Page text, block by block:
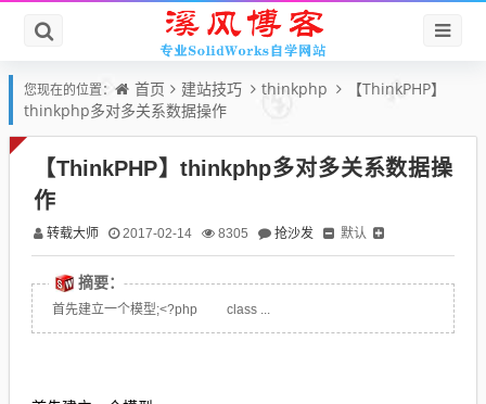
您现在的位置： 首页 建站技巧 thinkphp
【ThinkPHP】
thinkphp多对多关系数据操作
【ThinkPHP】thinkphp多对多关系数据操
作
转载大师 2017-02-14 8305 抢沙发 默认
摘要：
首先建立一个模型;<?php class ...